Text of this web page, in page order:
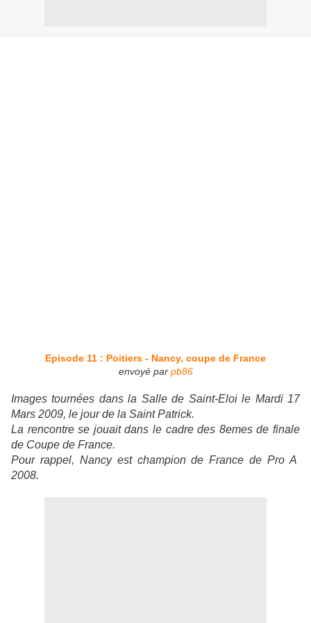
Episode 11 : Poitiers - Nancy, coupe de France
envoyé par pb86
Images tournées dans la Salle de Saint-Eloi le Mardi 17
Mars 2009, le jour de la Saint Patrick.
La rencontre se jouait dans le cadre des 8emes de finale
de Coupe de France.
Pour rappel, Nancy est champion de France de Pro A
2008.